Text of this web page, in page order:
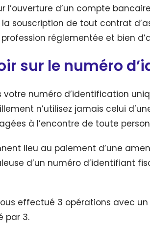
l’ouverture d’un compte
la souscription de tout contrat
réglementée et bien
sur le numéro
votre numéro d’identification
n’utilisez jamais celui
à l’encontre de toute
lieu au paiement d’une
d’un numéro d’identifiant
effectué 3 opérations avec un
par 3.